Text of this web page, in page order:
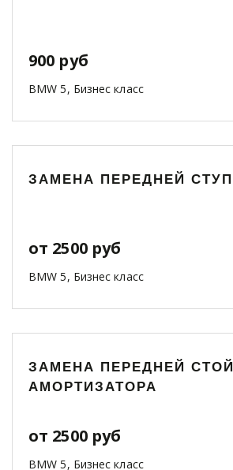
900 руб
BMW 5, Бизнес класс
ЗАМЕНА ПЕРЕДНЕЙ
от 2500 руб
BMW 5, Бизнес класс
ЗАМЕНА ПЕРЕДНЕЙ
АМОРТИЗАТОРА
от 2500 руб
BMW 5, Бизнес класс